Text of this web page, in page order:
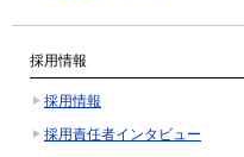
採用情報
採用情報
採用責任者インタビュー